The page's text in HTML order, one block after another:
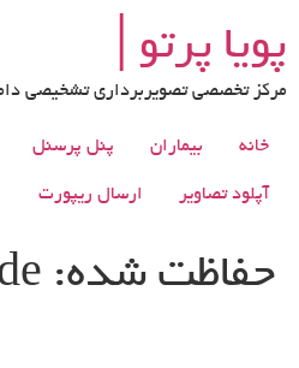
به
محتوا
پویا پرتو│
مرکز تخصصی تصویربرداری تشخیصی
خانه بیماران پنل پرسنل
آپلود تصاویر ارسال ریپورت
حفاظت شده: Lili_Asoode